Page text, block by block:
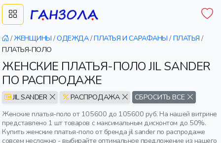
/ ЖЕНЩИНЫ /ОДЕЖДА/ПЛАТЬЯ И САРАФАНЫ / ПЛАТЬЯ /
ПЛАТЬЯ-ПОЛО
ЖЕНСКИЕ ПЛАТЬЯ-ПОЛО JIL SANDER
ПО РАСПРОДАЖЕ
JIL SANDER РАСПРОДАЖА
СБРОСИТЬ ВСЕ
Женские платья-поло от 105600 до 105600 руб. На нашей витрине
представлено 1 шт товаров с максимальным дисконтом до 50%.
Купить женские платья-поло от бренда jil sander по распродаже
совсем несложно - выбирайте оптимальное предложение из нашего